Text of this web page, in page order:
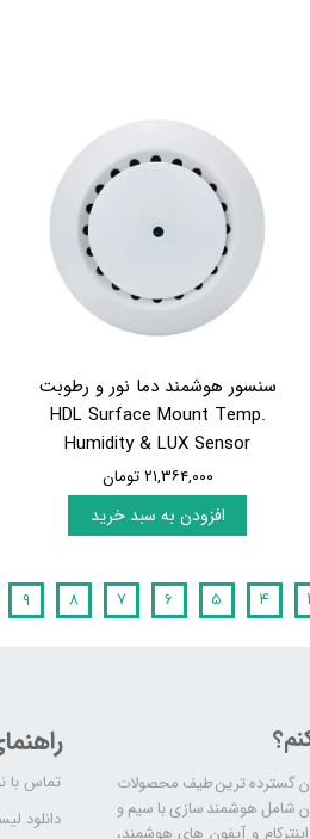
سنسور هوشمند دما نور و رطوبت
HDL Surface Mount Temp.
Humidity & LUX Sensor
۲۱,۳۶۴,۰۰۰ تومان
افزودن به سبد خرید
۴ ۵ ۶ ۷ ۸ ۹
تماس با
دانلود
گسترده ترین طیف محصولات
شامل هوشمند سازی با سیم و
و آیفون های هوشمند،